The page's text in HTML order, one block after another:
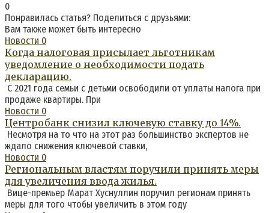
0
Понравилась статья? Поделиться с друзьями:
Вам также может быть интересно
Новости 0
Когда налоговая присылает льготникам
уведомление о необходимости подать
декларацию.
С 2021 года семьи с детьми освободили от уплаты налога при
продаже квартиры. При
Новости 0
Центробанк снизил ключевую ставку до 14%.
Несмотря на то что на этот раз большинство экспертов не
ждало снижения ключевой ставки,
Новости 0
Региональным властям поручили принять меры
для увеличения ввода жилья.
Вице-премьер Марат Хуснуллин поручил регионам принять
меры для того чтобы увеличить в этом году